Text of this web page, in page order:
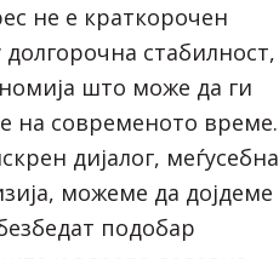
не е краткорочен
стабилност,
што може да ги
на современото време.
дијалог, меѓусебна
можеме да дојдеме
подобар